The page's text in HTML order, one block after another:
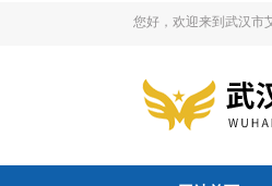
您好，欢迎来到武汉市